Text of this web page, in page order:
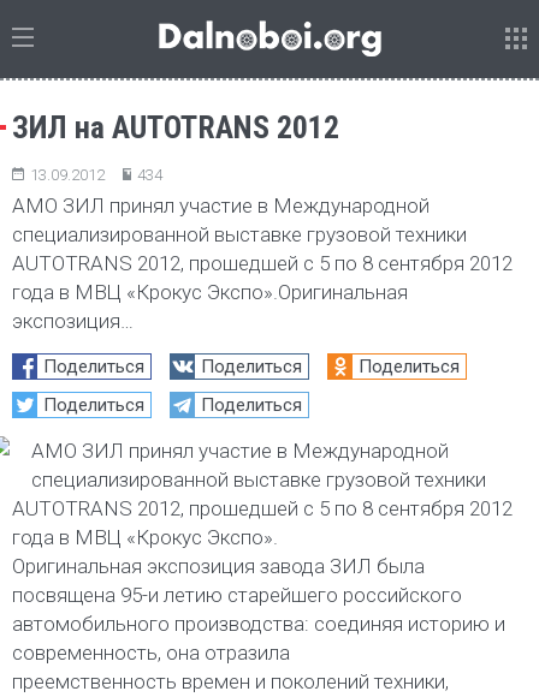
ЗИЛ на AUTOTRANS 2012
13.09.2012 434
АМО ЗИЛ принял участие в Международной
специализированной выставке грузовой техники
AUTOTRANS 2012, прошедшей с 5 по 8 сентября 2012
года в МВЦ «Крокус Экспо».Оригинальная
экспозиция…
Поделиться Поделиться
Поделиться
Поделиться
Поделиться
АМО ЗИЛ принял участие в Международной
специализированной выставке грузовой техники
AUTOTRANS 2012, прошедшей с 5 по 8 сентября 2012
года в МВЦ «Крокус Экспо».
Оригинальная экспозиция завода ЗИЛ была
посвящена 95-и летию старейшего российского
автомобильного производства: соединяя историю и
современность, она отразила
преемственность времен и поколений техники,